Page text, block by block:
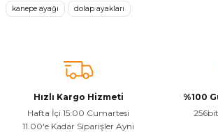
Ürün resmi kalitesiz, bozuk veya
Ürün fiyatı diğer sitelerden daha pahalı.
Bu ürüne benzer farklı alternatifler olmalı.
kanepe ayağı dolap ayakları
Hızlı Kargo Hizmeti
Hafta İçi 15:00 Cumartesi
11.00'e Kadar Siparişler Aynı
%100